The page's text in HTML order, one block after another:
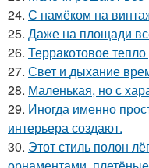
24. С намёком на
25. Даже на площади
26. Терракотовое
27. Свет и дыхание
28. Маленькая, но с
29. Иногда именно
интерьера создают.
30. Этот стиль полон